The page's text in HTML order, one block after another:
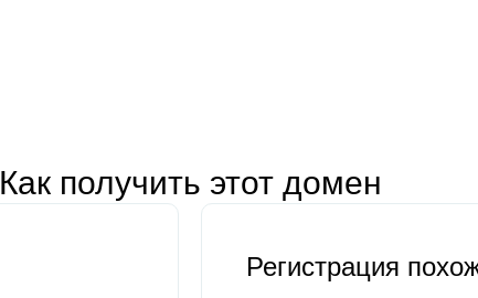
Как получить этот домен
Регистрация